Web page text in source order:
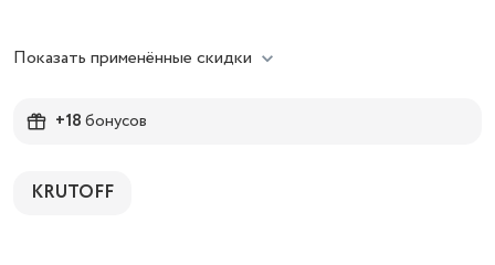
Показать применённые скидки
+18бонусов
KRUTOFF